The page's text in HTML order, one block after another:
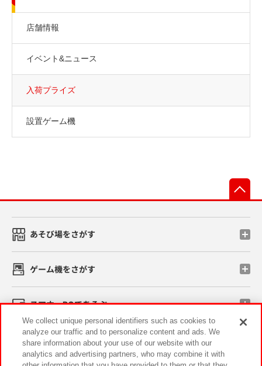
店舗情報
イベント&ニュース
入荷プライズ
設置ゲーム機
あそび場をさがす
ゲーム機をさがす
スマホ・PCであそぶ
イベント・キャンペーン
We collect unique personal identifiers such as cookies to
analyze our traffic and to personalize content and ads. We
share information about your use of our website with our
analytics and advertising partners, who may combine it with